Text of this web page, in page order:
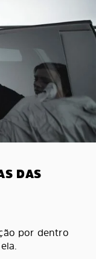
DAS
por dentro